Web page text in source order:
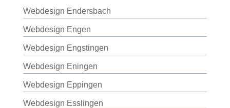
Webdesign Endersbach
Webdesign Engen
Webdesign Engstingen
Webdesign Eningen
Webdesign Eppingen
Webdesign Esslingen